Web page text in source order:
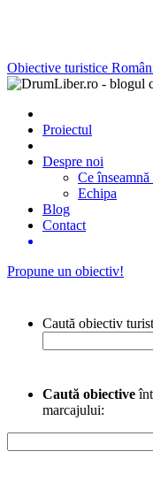
Obiective turistice
Proiectul
Despre noi
Ce
Echipa
Blog
Contact
Propune un obiectiv!
Caută obiectiv
Caută obiective
marcajului: